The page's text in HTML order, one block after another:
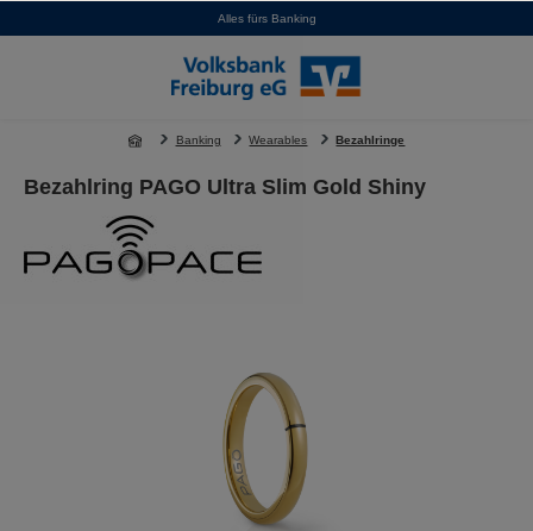
Alles fürs Banking
Banking Wearables Bezahlringe
Bezahlring PAGO Ultra Slim Gold Shiny